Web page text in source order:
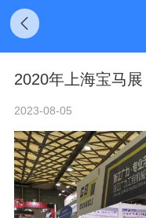
2020年上海宝马展
2023-08-05